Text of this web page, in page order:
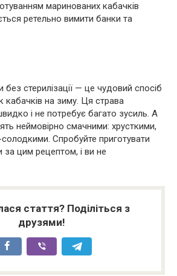
маринованих кабачків
ретельно вимити банки та
стерилізації — це чудовий спосіб
кабачків на зиму. Ця страва
і не потребує багато зусиль. А
неймовірно смачними: хрусткими,
Спробуйте приготувати
за цим рецептом, і ви не
стаття? Поділіться з
друзями!